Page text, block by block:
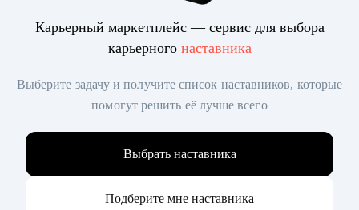
Карьерный маркетплейс — сервис для выбора
карьерного наставника
Выберите задачу и получите список наставников, которые
помогут решить её лучше всего
Выбрать наставника
Подберите мне наставника